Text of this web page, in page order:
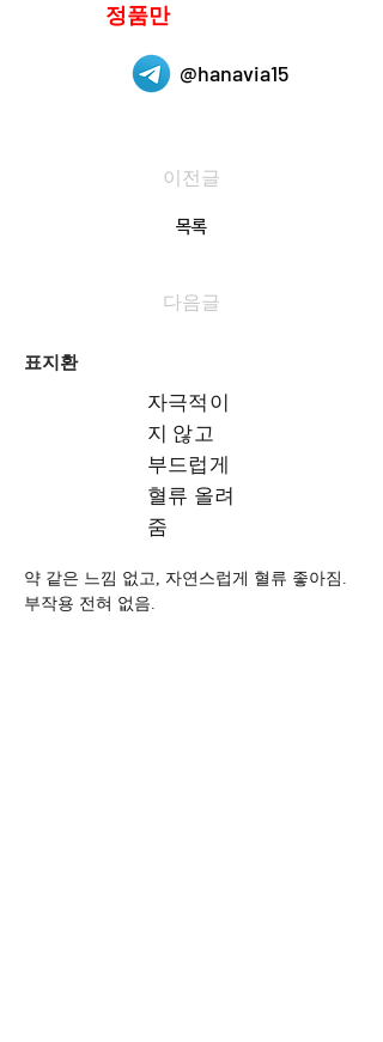
정품만
@hanavia15
이전글
목록
다음글
표지환
자극적이
지 않고
부드럽게
혈류 올려
줌
약 같은 느낌 없고, 자연스럽게 혈류 좋아짐.
부작용 전혀 없음.